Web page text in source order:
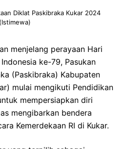
Diklat Paskibraka Kukar 2024
(Istimewa)
menjelang perayaan Hari
ke-79, Pasukan
(Paskibraka) Kabupaten
mulai mengikuti Pendidikan
mempersiapkan diri
mengibarkan bendera
Kemerdekaan RI di Kukar.